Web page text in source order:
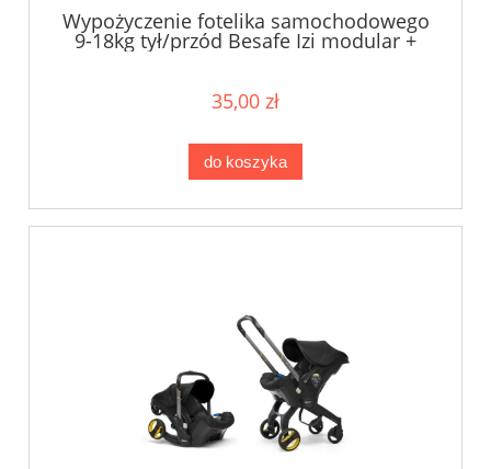
Wypożyczenie fotelika samochodowego
9-18kg tył/przód Besafe Izi modular +
35,00 zł
do koszyka